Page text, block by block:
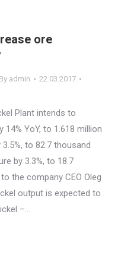
ore
By admin
22.03.2017
Plant intends to
YoY, to 1.618 million
to 82.7 thousand
by 3.3%, to 18.7
the company CEO Oleg
output is expected to
–…